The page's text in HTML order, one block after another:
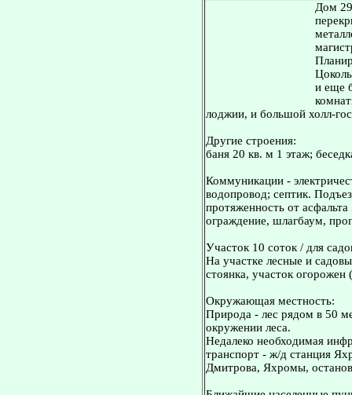
Дом
и еще
лоджии, и большой холл-
Другие строения:
баня 20 кв. м 1 этаж;
Коммуникации -
водопровод; септик.
протяженность от
ограждение, шлагбаум,
Участок 10 соток / для
На участке лесные и
стоянка, участок огорожен
Окружающая местность:
Природа - лес рядом в 50
окружении леса.
Недалеко необходимая
транспорт - ж/д станция
Дмитрова, Яхромы,